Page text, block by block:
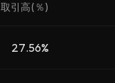
取引高(％)
27.56%